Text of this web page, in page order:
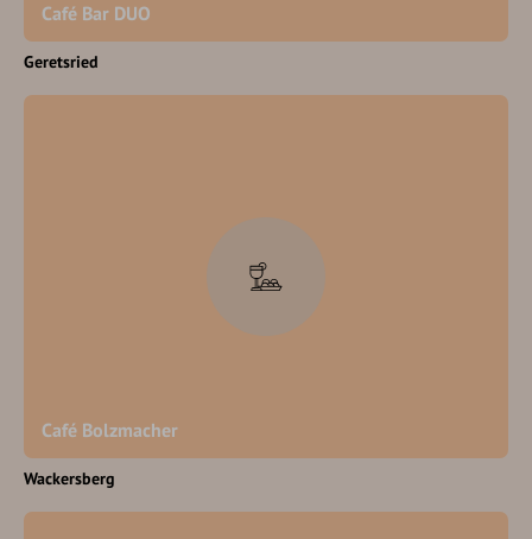
Café Bar DUO
Geretsried
Café Bolzmacher
Wackersberg